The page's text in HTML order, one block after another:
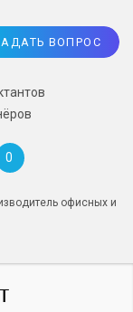
0
ВОПРОС
офисных и